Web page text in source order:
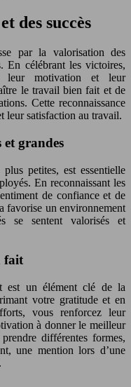
des succès
par la valorisation des
En célébrant les victoires,
leur motivation et leur
le travail bien fait et de
Cette reconnaissance
leur satisfaction au travail.
et grandes
petites, est essentielle
En reconnaissant les
de confiance et de
favorise un environnement
se sentent valorisés et
fait
est un élément clé de la
votre gratitude et en
vous renforcez leur
à donner le meilleur
différentes formes,
une mention lors d’une